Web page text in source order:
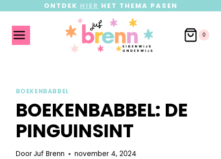
ONTDEK HIER HET THEMA PASEN
0
BOEKENBABBEL
BOEKENBABBEL: DE
PINGUINSINT
DoorJuf Brenn november 4, 2024